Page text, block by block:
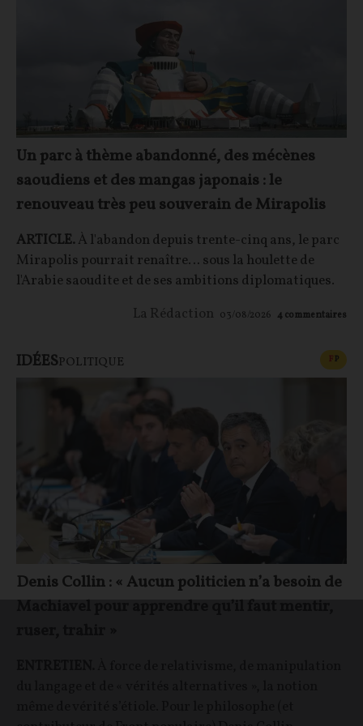
Un parc à thème abandonné, des mécènes
saoudiens et des mangas japonais : le
renouveau très peu souverain de Mirapolis
ARTICLE.À l'abandon depuis trente-cinq ans, le parc
Mirapolis pourrait renaître… sous la houlette de
l'Arabie saoudite et de ses ambitions diplomatiques.
La Rédaction 03/08/2026 4commentaires
IDÉESPOLITIQUE FP
Denis Collin : « Aucun politicien n’a besoin de
Machiavel pour apprendre qu’il faut mentir,